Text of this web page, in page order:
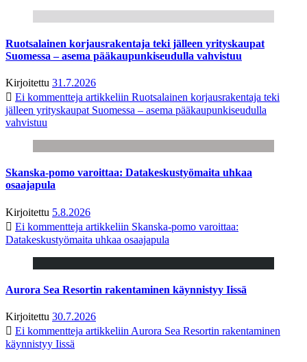
Ruotsalainen korjausrakentaja teki jälleen yrityskaupat
Suomessa – asema pääkaupunkiseudulla vahvistuu
Kirjoitettu 31.7.2026
Ei kommentteja artikkeliin Ruotsalainen korjausrakentaja teki
jälleen yrityskaupat Suomessa – asema pääkaupunkiseudulla
vahvistuu
Skanska-pomo varoittaa: Datakeskustyömaita uhkaa
osaajapula
Kirjoitettu 5.8.2026
Ei kommentteja artikkeliin Skanska-pomo varoittaa:
Datakeskustyömaita uhkaa osaajapula
Aurora Sea Resortin rakentaminen käynnistyy Iissä
Kirjoitettu 30.7.2026
Ei kommentteja artikkeliin Aurora Sea Resortin rakentaminen
käynnistyy Iissä